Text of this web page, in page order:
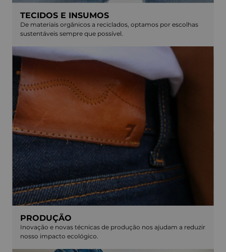
TECIDOS E INSUMOS
De materiais orgânicos a reciclados, optamos por escolhas
sustentáveis sempre que possível.
PRODUÇÃO
Inovação e novas técnicas de produção nos ajudam a reduzir
nosso impacto ecológico.